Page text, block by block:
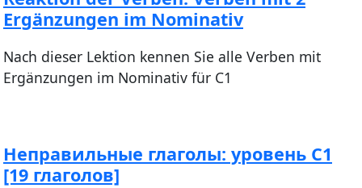
Ergänzungen im Nominativ
Nach dieser Lektion kennen Sie alle Verben mit
Ergänzungen im Nominativ für C1
Неправильные глаголы: уровень С1
[19 глаголов]